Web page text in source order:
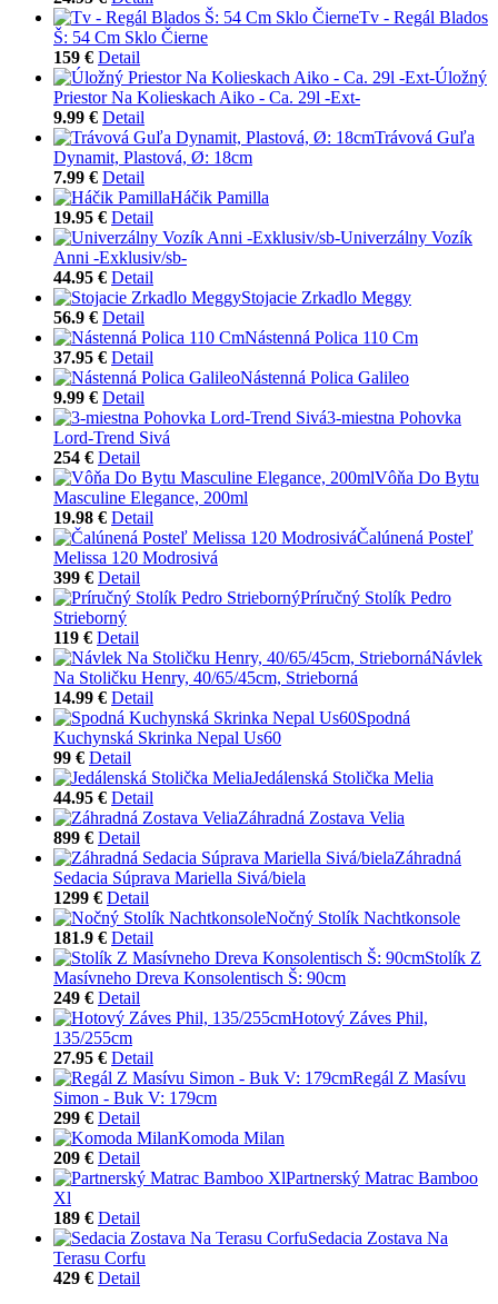
Tv - Regál Blados
Š: 54 Cm Sklo Čierne
159 € Detail
Úložný
Priestor Na Kolieskach Aiko - Ca. 29l -Ext-
9.99 € Detail
Trávová Guľa
Dynamit, Plastová, Ø: 18cm
7.99 € Detail
Háčik Pamilla
19.95 € Detail
Univerzálny Vozík
Anni -Exklusiv/sb-
44.95 € Detail
Stojacie Zrkadlo Meggy
56.9 € Detail
Nástenná Polica 110 Cm
37.95 € Detail
Nástenná Polica Galileo
9.99 € Detail
3-miestna Pohovka
Lord-Trend Sivá
254 € Detail
Vôňa Do Bytu
Masculine Elegance, 200ml
19.98 € Detail
Čalúnená Posteľ
Melissa 120 Modrosivá
399 € Detail
Príručný Stolík Pedro
Strieborný
119 € Detail
Návlek
Na Stoličku Henry, 40/65/45cm, Strieborná
14.99 € Detail
Spodná
Kuchynská Skrinka Nepal Us60
99 € Detail
Jedálenská Stolička Melia
44.95 € Detail
Záhradná Zostava Velia
899 € Detail
Záhradná
Sedacia Súprava Mariella Sivá/biela
1299 € Detail
Nočný Stolík Nachtkonsole
181.9 € Detail
Stolík Z
Masívneho Dreva Konsolentisch Š: 90cm
249 € Detail
Hotový Záves Phil,
135/255cm
27.95 € Detail
Regál Z Masívu
Simon - Buk V: 179cm
299 € Detail
Komoda Milan
209 € Detail
Partnerský Matrac Bamboo
Xl
189 € Detail
Sedacia Zostava Na
Terasu Corfu
429 € Detail